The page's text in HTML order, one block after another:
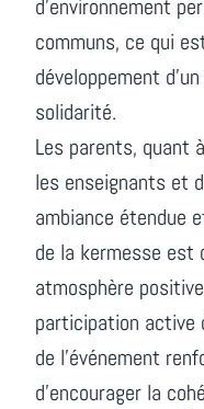
d'environnement
communs, ce qui
développement
solidarité.
Les parents, quant
les enseignants et
ambiance étendue
de la kermesse est
atmosphère
participation active
de l'événement
d'encourager la